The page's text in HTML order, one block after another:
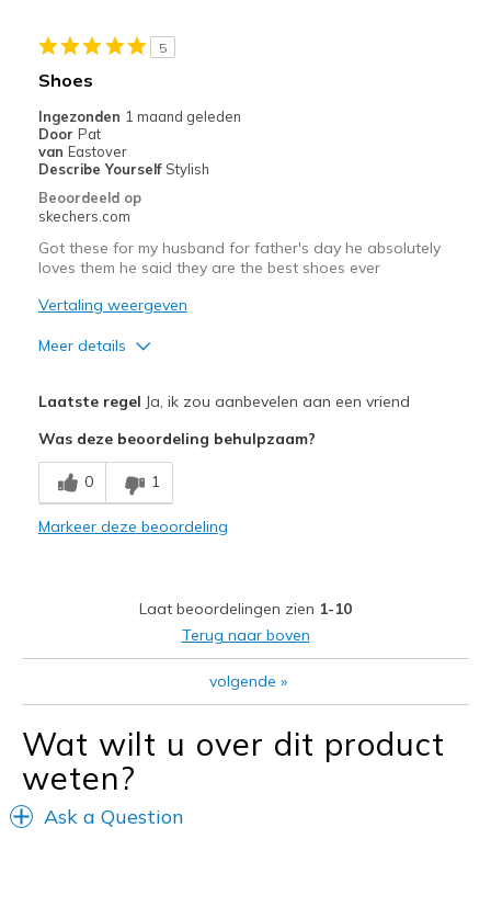
Going Out
Sizing
Feels true to size
View On Shoes
5
Shoes
Ingezonden 1 maand geleden
Door Pat
van Eastover
Describe Yourself Stylish
Beoordeeld op
skechers.com
Got these for my husband for father's day he absolutely
loves them he said they are the best shoes ever
Vertaling weergeven
Meer details
Beste toepassingen
Casual Wear
View On Shoes
I'm Really Into Shoes
Laatste regel Ja, ik zou aanbevelen aan een vriend
Was deze beoordeling behulpzaam?
0 1
Markeer deze beoordeling
Laat beoordelingen zien 1-10
Terug naar boven
volgende »
Wat wilt u over dit product
weten?
Ask a Question